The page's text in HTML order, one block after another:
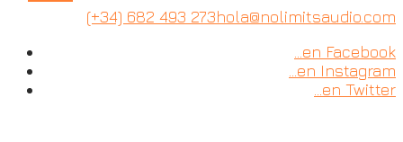
(+34) 682 493 273hola@nolimitsaudio.com
…en Facebook
…en Instagram
…en Twitter